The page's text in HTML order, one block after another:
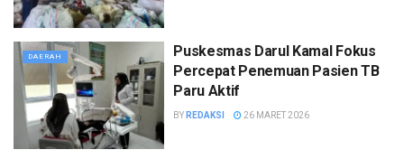
DAERAH
Puskesmas Darul Kamal Fokus
Percepat Penemuan Pasien TB
Paru Aktif
BY REDAKSI 26 MARET 2026